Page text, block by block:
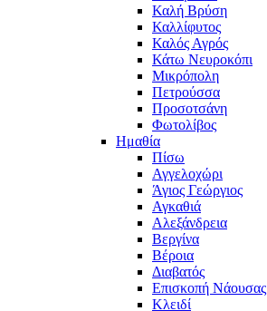
Καλή Βρύση
Καλλίφυτος
Καλός Αγρός
Κάτω Νευροκόπι
Μικρόπολη
Πετρούσσα
Προσοτσάνη
Φωτολίβος
Ημαθία
Πίσω
Αγγελοχώρι
Άγιος Γεώργιος
Αγκαθιά
Αλεξάνδρεια
Βεργίνα
Βέροια
Διαβατός
Επισκοπή Νάουσας
Κλειδί